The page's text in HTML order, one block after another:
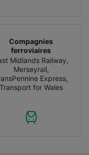
Compagnies
ferroviaires
Midlands Railway,
Merseyrail,
Express,
Transport for Wales